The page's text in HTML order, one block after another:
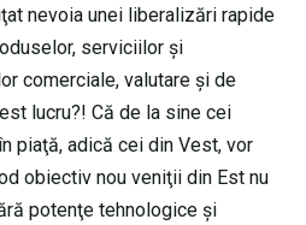
nevoia unei liberalizări rapide
serviciilor şi
comerciale, valutare şi de
lucru?! Că de la sine cei
piaţă, adică cei din Vest, vor
obiectiv nou veniţii din Est nu
potenţe tehnologice şi